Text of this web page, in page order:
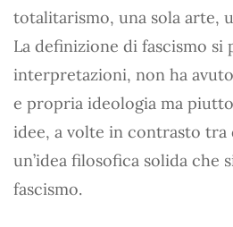
totalitarismo, una sola arte,
La definizione di fascismo si
interpretazioni, non ha
e propria ideologia ma
idee, a volte in contrasto tra
un’idea filosofica solida che
fascismo.